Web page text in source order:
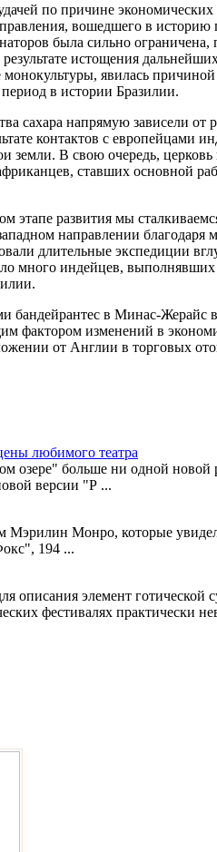
по причине
вошедшего в историю
была сильно
истощения
монокультуры, явилась
в истории Бразилии.
сахара напрямую зависели
контактов с
земли. В свою очередь,
ставших основной
этапе развития мы
направлении
длительные экспедиции
много индейцев,
бандейрантес в Минас-
фактором изменений в
от Англии в торговых
любимого театра
озере" больше ни одной новой
версии "Р ...
Мэрилин Монро, которые
194 ...
описания элемент готической
фестивалях практически